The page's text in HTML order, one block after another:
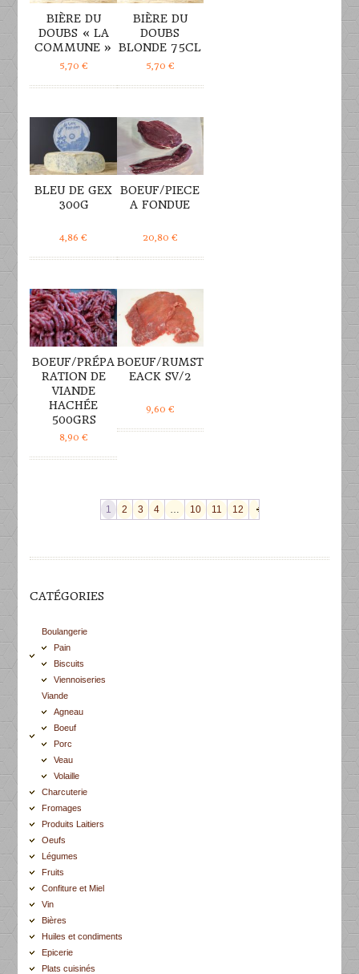
BIÈRE DU
DOUBS « LA
COMMUNE »
5,70 €
BIÈRE DU
DOUBS
BLONDE 75CL
5,70 €
BLEU DE GEX
300G
4,86€
BOEUF/PIECE
A FONDUE
20,80 €
BOEUF/PRÉPA
RATION DE
VIANDE
HACHÉE
500GRS
8,90 €
BOEUF/RUMST
EACK SV/2
9,60 €
1 2 3 4 … 10 11 12
CATÉGORIES
Boulangerie
Pain
Biscuits
Viennoiseries
Viande
Agneau
Boeuf
Porc
Veau
Volaille
Charcuterie
Fromages
Produits Laitiers
Oeufs
Légumes
Fruits
Confiture et Miel
Vin
Bières
Huiles et condiments
Epicerie
Plats cuisinés